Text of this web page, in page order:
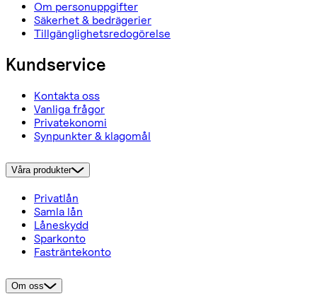
Om personuppgifter
Säkerhet & bedrägerier
Tillgänglighetsredogörelse
Kundservice
Kontakta oss
Vanliga frågor
Privatekonomi
Synpunkter & klagomål
Våra produkter
Privatlån
Samla lån
Låneskydd
Sparkonto
Fasträntekonto
Om oss